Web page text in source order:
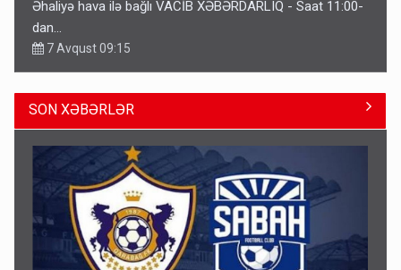
Əhaliyə hava ilə bağlı VACİB XƏBƏRDARLIQ - Saat 11:00-
dan…
7 Avqust 09:15
SON XƏBƏRLƏR